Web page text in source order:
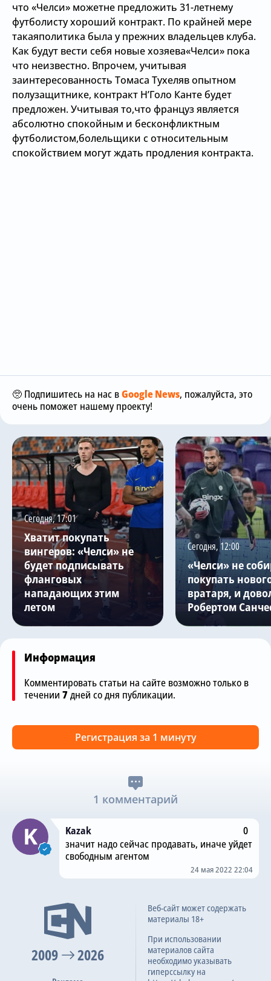
что «Челси» можетне предложить 31-летнему
футболисту хороший контракт. По крайней мере
такаяполитика была у прежних владельцев клуба.
Как будут вести себя новые хозяева«Челси» пока
что неизвестно. Впрочем, учитывая
заинтересованность Томаса Тухеляв опытном
полузащитнике, контракт Н’Голо Канте будет
предложен. Учитывая то,что француз является
абсолютно спокойным и бесконфликтным
футболистом,болельщики с относительным
спокойствием могут ждать продления контракта.
🥺 Подпишитесь на нас вGoogle News, пожалуйста, это
очень поможет нашему проекту!
Сегодня, 17:01
Хватит покупать
вингеров: «Челси» не
будет подписывать
фланговых
нападающих этим
летом
Сегодня, 12:00
«Челси» не
покупать
вратаря, и
Робертом
Информация
Комментировать статьи на сайте возможно только в
течении 7дней со дня публикации.
Регистрация за 1 минуту
1 комментарий
Kazak
0
значит надо сейчас продавать, иначе уйдет
свободным агентом
24 мая 2022 22:04
2009 2026
Веб-сайт может содержать
материалы 18+
При использовании
материалов сайта
необходимо указывать
гиперссылку на